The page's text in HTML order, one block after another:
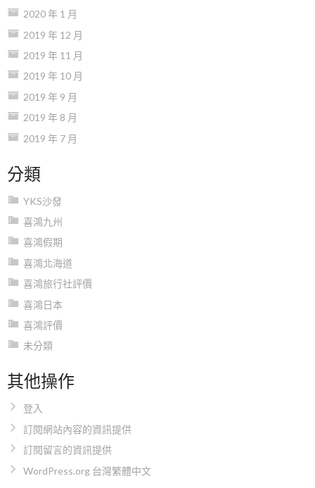
2020 年 1 月
2019 年 12 月
2019 年 11 月
2019 年 10 月
2019 年 9 月
2019 年 8 月
2019 年 7 月
分類
YKS沙發
喜鴻九州
喜鴻假期
喜鴻北海道
喜鴻旅行社評價
喜鴻日本
喜鴻評價
未分類
其他操作
登入
訂閱網站內容的資訊提供
訂閱留言的資訊提供
WordPress.org 台灣繁體中文